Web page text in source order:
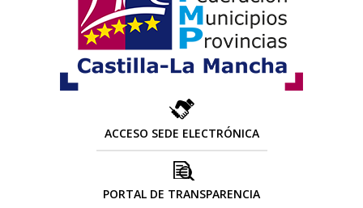
ACCESO SEDE ELECTRÓNICA
PORTAL DE TRANSPARENCIA